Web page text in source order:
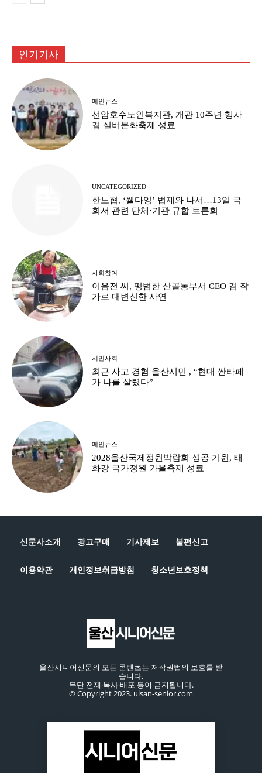
인기기사
메인뉴스
선암호수노인복지관, 개관 10주년 행사
겸 실버문화축제 성료
UNCATEGORIZED
한노협, ‘웰다잉’ 법제와 나서…13일 국
회서 관련 단체·기관 규합 토론회
사회참여
이음전 씨, 평범한 산골농부서 CEO 겸 작
가로 대변신한 사연
시민사회
최근 사고 경험 울산시민 , “현대 싼타페
가 나를 살렸다”
메인뉴스
2028울산국제정원박람회 성공 기원, 태
화강 국가정원 가을축제 성료
신문사소개 광고구매 기사제보 불편신고
이용약관 개인정보취급방침 청소년보호정책
울산시니어신문의 모든 콘텐츠는 저작권법의 보호를 받
습니다.
무단 전재·복사·배포 등이 금지됩니다.
© Copyright 2023. ulsan-senior.com